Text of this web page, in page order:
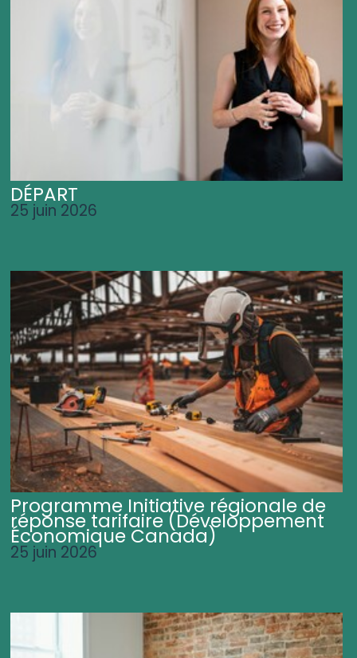
DÉPART
25 juin 2026
Programme Initiative régionale de
réponse tarifaire (Développement
Économique Canada)
25 juin 2026